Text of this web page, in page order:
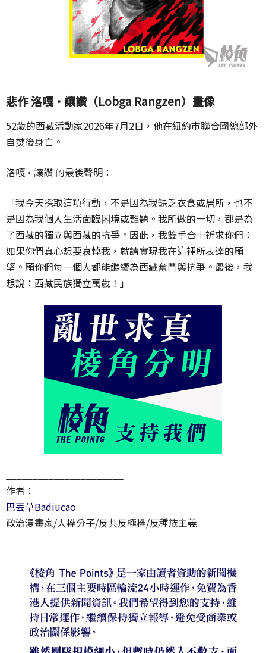
悲作 洛嘎·讓讚（Lobga Rangzen）畫像
52歲的西藏活動家2026年7月2日，他在紐約市聯合國總部外
自焚後身亡。
洛嘎·讓讚 的最後聲明：
「我今天採取這項行動，不是因為我缺乏衣食或居所，也不
是因為我個人生活面臨困境或難題。我所做的一切，都是為
了西藏的獨立與西藏的抗爭。因此，我雙手合十祈求你們：
如果你們真心想要哀悼我，就請實現我在這裡所表達的願
望。願你們每一個人都能繼續為西藏奮鬥與抗爭。最後，我
想說：西藏民族獨立萬歲！」
作者：
巴丟草Badiucao
政治漫畫家/人權分子/反共反極權/反種族主義